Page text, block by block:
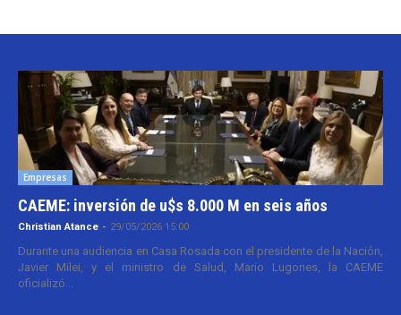
Empresas
CAEME: inversión de u$s 8.000 M en seis años
Christian Atance - 29/05/2026 15:00
Durante una audiencia en Casa Rosada con el presidente de la Nación,
Javier Milei, y el ministro de Salud, Mario Lugones, la CAEME
oficializó...